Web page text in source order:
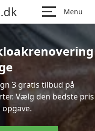
Menu
3 gratis tilbud på
Vælg den bedste pris